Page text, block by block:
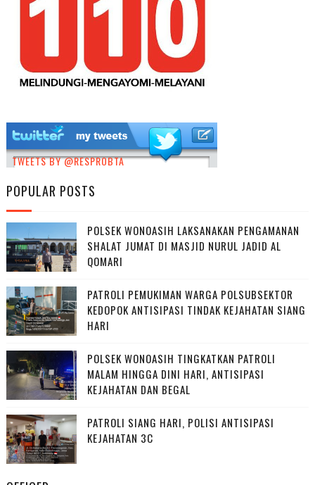
TWEETS BY @RESPROBTA
POPULAR POSTS
POLSEK WONOASIH LAKSANAKAN PENGAMANAN
SHALAT JUMAT DI MASJID NURUL JADID AL
QOMARI
PATROLI PEMUKIMAN WARGA POLSUBSEKTOR
KEDOPOK ANTISIPASI TINDAK KEJAHATAN SIANG
HARI
POLSEK WONOASIH TINGKATKAN PATROLI
MALAM HINGGA DINI HARI, ANTISIPASI
KEJAHATAN DAN BEGAL
PATROLI SIANG HARI, POLISI ANTISIPASI
KEJAHATAN 3C